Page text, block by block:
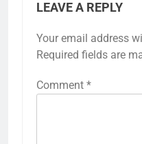
LEAVE A REPLY
Your email address
Required fields are
Comment *